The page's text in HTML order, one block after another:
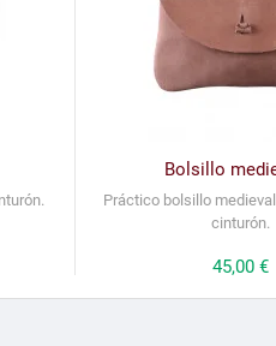
Bolsillo
Práctico bolsillo
cinturón.
Precio
45,00 €